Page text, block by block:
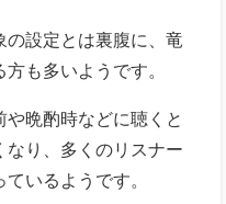
の設定とは裏腹に、竜
も多いようです。
や晩酌時などに聴くと
り、多くのリスナー
いるようです。